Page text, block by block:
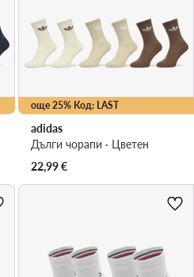
още 25% Код: LAST
adidas
Дълги чорапи · Цветен
22,99€